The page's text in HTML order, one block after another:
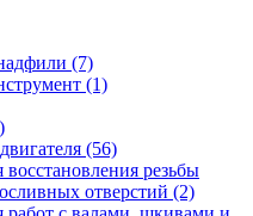
(7)
(1)
(56)
резьбы
отверстий (2)